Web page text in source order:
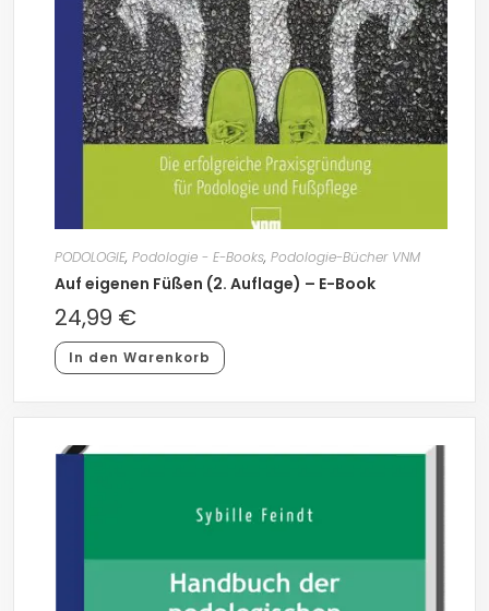
PODOLOGIE, Podologie - E-Books, Podologie-Bücher VNM
Auf eigenen Füßen (2. Auflage) – E-Book
24,99 €
In den Warenkorb